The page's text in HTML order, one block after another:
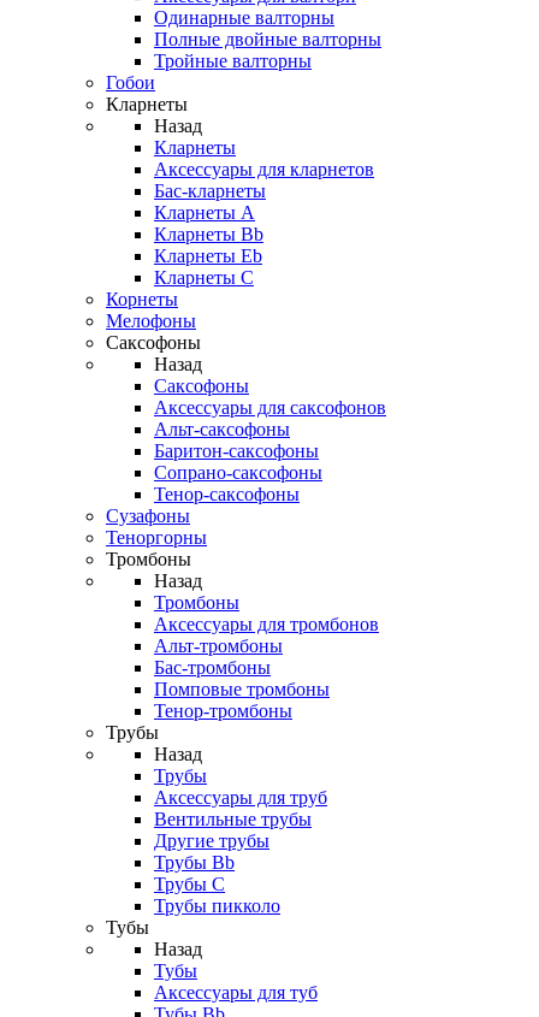
Одинарные валторны
Полные двойные валторны
Тройные валторны
Гобои
Кларнеты
Назад
Кларнеты
Аксессуары для кларнетов
Бас-кларнеты
Кларнеты A
Кларнеты Bb
Кларнеты Eb
Кларнеты С
Корнеты
Мелофоны
Саксофоны
Назад
Саксофоны
Аксессуары для саксофонов
Альт-саксофоны
Баритон-саксофоны
Сопрано-саксофоны
Тенор-саксофоны
Сузафоны
Теноргорны
Тромбоны
Назад
Тромбоны
Аксессуары для тромбонов
Альт-тромбоны
Бас-тромбоны
Помповые тромбоны
Тенор-тромбоны
Трубы
Назад
Трубы
Аксессуары для труб
Вентильные трубы
Другие трубы
Трубы Bb
Трубы C
Трубы пикколо
Тубы
Назад
Тубы
Аксессуары для туб